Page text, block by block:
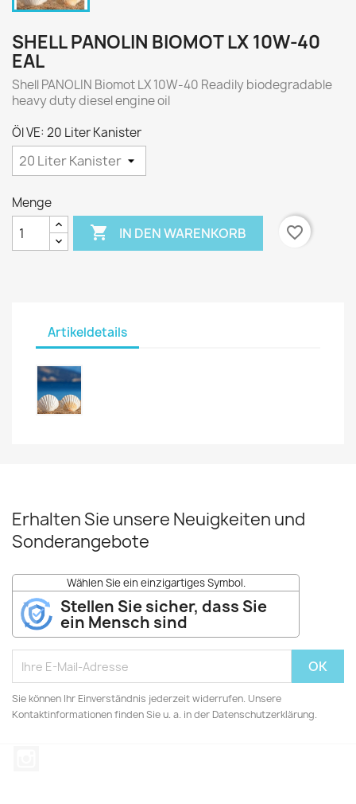
SHELL PANOLIN BIOMOT LX 10W-40
EAL
Shell PANOLIN Biomot LX 10W-40 Readily biodegradable
heavy duty diesel engine oil
Öl VE: 20 Liter Kanister
Menge
 IN DEN WARENKORB favorite_border
Artikeldetails
Erhalten Sie unsere Neuigkeiten und
Sonderangebote
Wählen Sie ein einzigartiges Symbol.
Stellen Sie sicher, dass Sie
ein Mensch sind
Sie können Ihr Einverständnis jederzeit widerrufen. Unsere
Kontaktinformationen finden Sie u. a. in der Datenschutzerklärung.